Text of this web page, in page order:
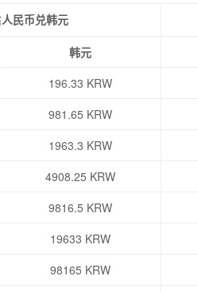
人民币兑韩元
韩元
196.33 KRW
981.65 KRW
1963.3 KRW
4908.25 KRW
9816.5 KRW
19633 KRW
98165 KRW